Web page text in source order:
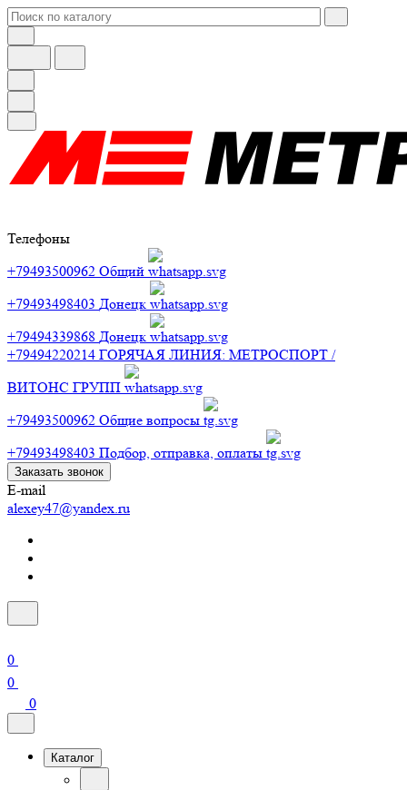
Телефоны
+79493500962 Общий
+79493498403 Донецк
+79494339868 Донецк
+79494220214 ГОРЯЧАЯ ЛИНИЯ: МЕТРОСПОРТ /
ВИТОНС ГРУПП
+79493500962 Общие вопросы
+79493498403 Подбор, отправка, оплаты
Заказать звонок
E-mail
alexey47@yandex.ru
0
0
0
Каталог